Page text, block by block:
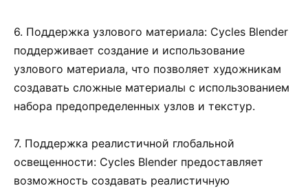
6. Поддержка узлового материала: Cycles Blender
поддерживает создание и использование
узлового материала, что позволяет художникам
создавать сложные материалы с использованием
набора предопределенных узлов и текстур.
7. Поддержка реалистичной глобальной
освещенности: Cycles Blender предоставляет
возможность создавать реалистичную